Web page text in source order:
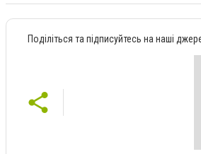
Поділіться та підписуйтесь на наші